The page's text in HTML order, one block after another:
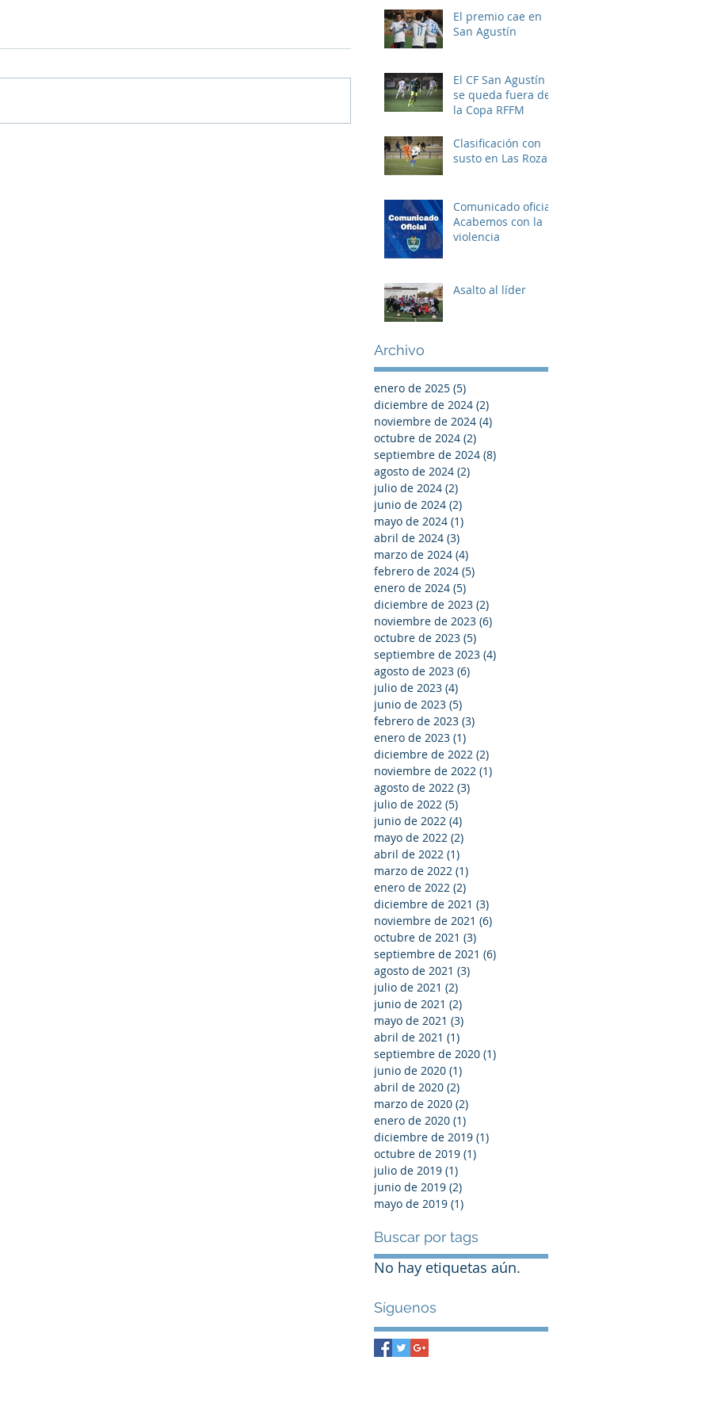
El premio cae en
San Agustín
El CF San Agustín
se queda fuera de
la Copa RFFM
Clasificación con
susto en Las Rozas
Comunicado oficial:
Acabemos con la
violencia
Asalto al líder
Archivo
enero de 2025 (5)
diciembre de 2024 (2)
noviembre de 2024 (4)
octubre de 2024 (2)
septiembre de 2024 (8)
agosto de 2024 (2)
julio de 2024 (2)
junio de 2024 (2)
mayo de 2024 (1)
abril de 2024 (3)
marzo de 2024 (4)
febrero de 2024 (5)
enero de 2024 (5)
diciembre de 2023 (2)
noviembre de 2023 (6)
octubre de 2023 (5)
septiembre de 2023 (4)
agosto de 2023 (6)
julio de 2023 (4)
junio de 2023 (5)
febrero de 2023 (3)
enero de 2023 (1)
diciembre de 2022 (2)
noviembre de 2022 (1)
agosto de 2022 (3)
julio de 2022 (5)
junio de 2022 (4)
mayo de 2022 (2)
abril de 2022 (1)
marzo de 2022 (1)
enero de 2022 (2)
diciembre de 2021 (3)
noviembre de 2021 (6)
octubre de 2021 (3)
septiembre de 2021 (6)
agosto de 2021 (3)
julio de 2021 (2)
junio de 2021 (2)
mayo de 2021 (3)
abril de 2021 (1)
septiembre de 2020 (1)
junio de 2020 (1)
abril de 2020 (2)
marzo de 2020 (2)
enero de 2020 (1)
diciembre de 2019 (1)
octubre de 2019 (1)
julio de 2019 (1)
junio de 2019 (2)
mayo de 2019 (1)
Buscar por tags
No hay etiquetas aún.
Síguenos